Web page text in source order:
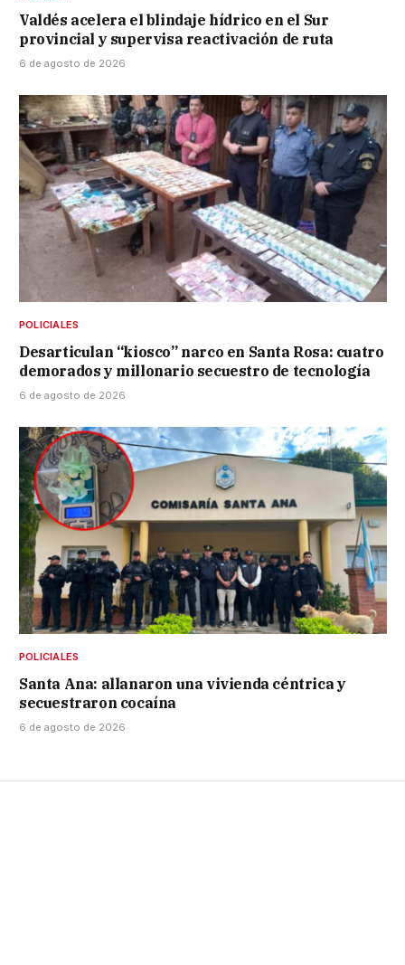
Valdés acelera el blindaje hídrico en el Sur
provincial y supervisa reactivación de ruta
6 de agosto de 2026
POLICIALES
Desarticulan “kiosco” narco en Santa Rosa: cuatro
demorados y millonario secuestro de tecnología
6 de agosto de 2026
POLICIALES
Santa Ana: allanaron una vivienda céntrica y
secuestraron cocaína
6 de agosto de 2026